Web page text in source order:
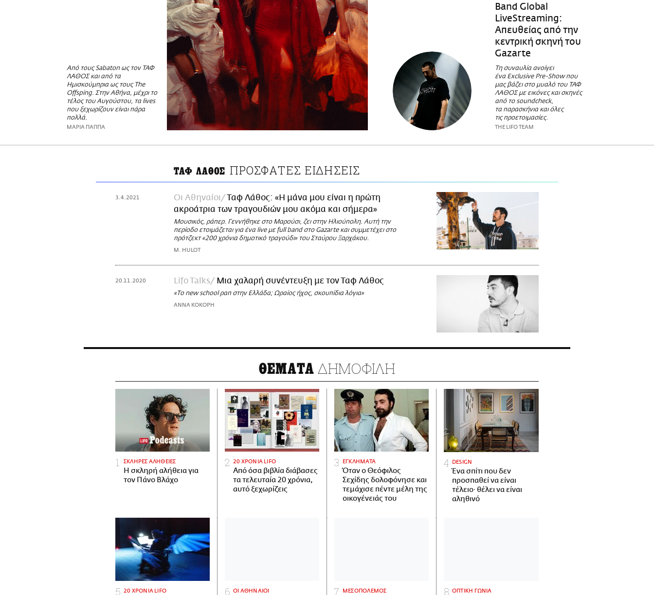
Από τους Sabaton ως τον ΤΑΦ
ΛΑΘΟΣ και από τα
Ημισκούμπρια ως τους The
Offsping. Στην Αθήνα, μέχρι το
τέλος του Αυγούστου, τα lives
που ξεχωρίζουν είναι πάρα
πολλά.
ΜΑΡΙΑ ΠΑΠΠΑ
Band Global
LiveStreaming:
Απευθείας από την
κεντρική σκηνή του
Gazarte
Τη συναυλία ανοίγει
ένα Εxclusive Pre-Show που
μας βάζει στο μυαλό του ΤΑΦ
ΛΑΘΟΣ με εικόνες και σκηνές
από το soundcheck,
τα παρασκήνια και όλες
τις προετοιμασίες.
THE LIFO TEAM
ΤΑΦ ΛΑΘΟΣ ΠΡΟΣΦΑΤΕΣ ΕΙΔΗΣΕΙΣ
3.4.2021 Οι Αθηναίοι
Ταφ Λάθος: «Η μάνα μου είναι η πρώτη
ακροάτρια των τραγουδιών μου ακόμα και σήμερα»
Μουσικός, ράπερ. Γεννήθηκε στο Μαρούσι, ζει στην Ηλιούπολη. Αυτή την
περίοδο ετοιμάζεται για ένα live με full band στο Gazarte και συμμετέχει στο
πρότζεκτ «200 χρόνια δημοτικό τραγούδι» του Σταύρου Ξαρχάκου.
M. HULOT
20.11.2020 Lifo Talks Μια χαλαρή συνέντευξη με τον Ταφ Λάθος
«Το new school ραπ στην Ελλάδα; Ωραίος ήχος, σκουπίδια λόγια»
ΑΝΝΑ ΚΟΚΟΡΗ
ΘΕΜΑΤΑ ΔΗΜΟΦΙΛΗ
ΣΚΛΗΡΕΣ ΑΛΗΘΕΙΕΣ
H σκληρή αλήθεια για
τον Πάνο Βλάχο
20 ΧΡΟΝΙΑ LIFO
Από όσα βιβλία διάβασες
τα τελευταία 20 χρόνια,
αυτό ξεχωρίζεις
ΕΓΚΛΗΜΑΤΑ
Όταν ο Θεόφιλος
Σεχίδης δολοφόνησε και
τεμάχισε πέντε μέλη της
οικογένειάς του
DESIGN
Ένα σπίτι που δεν
προσπαθεί να είναι
τέλειο· θέλει να είναι
αληθινό
20 ΧΡΟΝΙΑ LIFO ΟΙ ΑΘΗΝΑΙΟΙ ΜΕΣΟΠΟΛΕΜΟΣ ΟΠΤΙΚΗ ΓΩΝΙΑ